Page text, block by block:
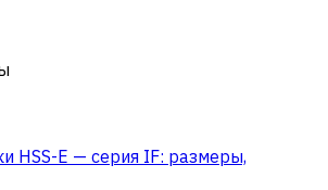
HSS-E — серия IF: размеры,